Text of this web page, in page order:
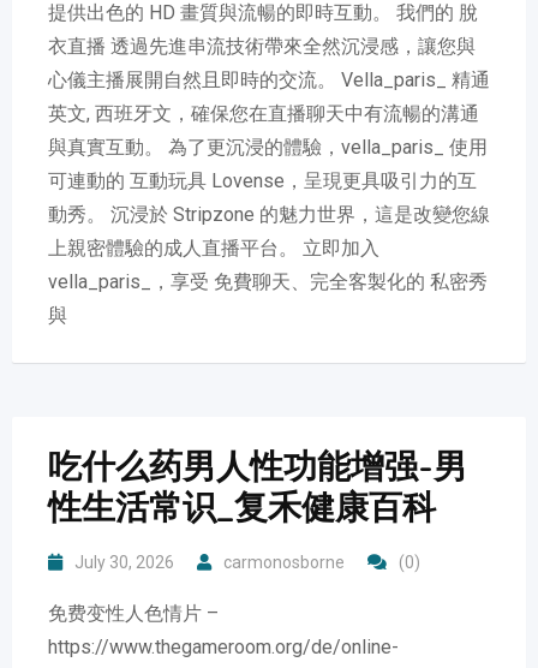
提供出色的 HD 畫質與流暢的即時互動。 我們的 脫
衣直播 透過先進串流技術帶來全然沉浸感，讓您與
心儀主播展開自然且即時的交流。 Vella_paris_ 精通
英文, 西班牙文，確保您在直播聊天中有流暢的溝通
與真實互動。 為了更沉浸的體驗，vella_paris_ 使用
可連動的 互動玩具 Lovense，呈現更具吸引力的互
動秀。 沉浸於 Stripzone 的魅力世界，這是改變您線
上親密體驗的成人直播平台。 立即加入
vella_paris_，享受 免費聊天、完全客製化的 私密秀
與
吃什么药男人性功能增强-男
性生活常识_复禾健康百科
July 30, 2026 carmonosborne (0)
免费变性人色情片 –
https://www.thegameroom.org/de/online-